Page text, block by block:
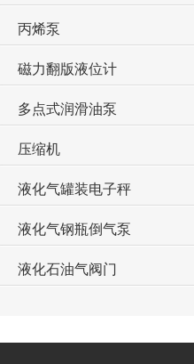
丙烯泵
磁力翻版液位计
多点式润滑油泵
压缩机
液化气罐装电子秤
液化气钢瓶倒气泵
液化石油气阀门